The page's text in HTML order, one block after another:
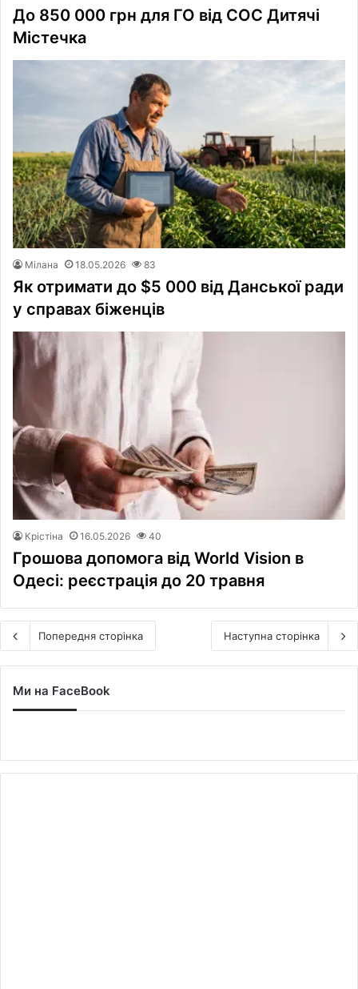
До 850 000 грн для ГО від СОС Дитячі
Містечка
Мілана 18.05.2026 83
Як отримати до $5 000 від Данської ради
у справах біженців
Крістіна 16.05.2026 40
Грошова допомога від World Vision в
Одесі: реєстрація до 20 травня
Попередня сторінка Наступна сторінка
Ми на FaceBook